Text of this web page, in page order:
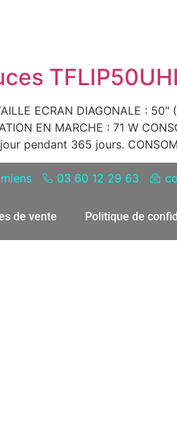
ECRAN DIAGONALE :
EN MARCHE : 71 W
pendant 365 jours.
03 60 12 29 63
de vente Politique de